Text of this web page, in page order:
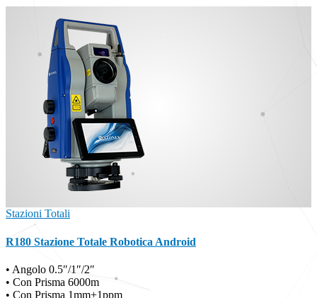
Stazioni Totali
R180 Stazione Totale Robotica Android
• Angolo 0.5″/1″/2″
• Con Prisma 6000m
• Con Prisma 1mm+1ppm